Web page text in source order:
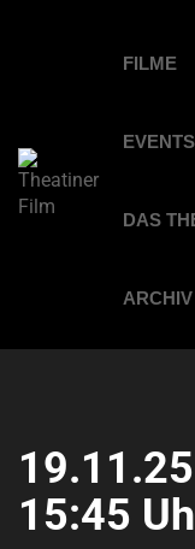
FILME
EVENTS
DAS
ARCHIV
15:45